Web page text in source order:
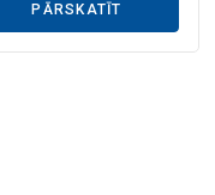
PĀRSKATĪT